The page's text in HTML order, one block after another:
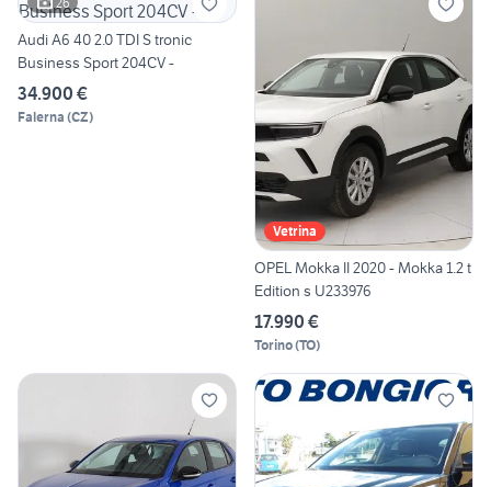
Audi A6 40 2.0 TDI S tronic
Business Sport 204CV -
34.900 €
Falerna (CZ)
Vetrina
OPEL Mokka II 2020 - Mokka 1.2 t
Edition s U233976
17.990 €
Torino(TO)